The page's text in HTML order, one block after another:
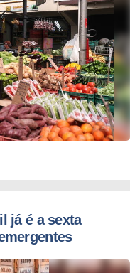
já é a sexta